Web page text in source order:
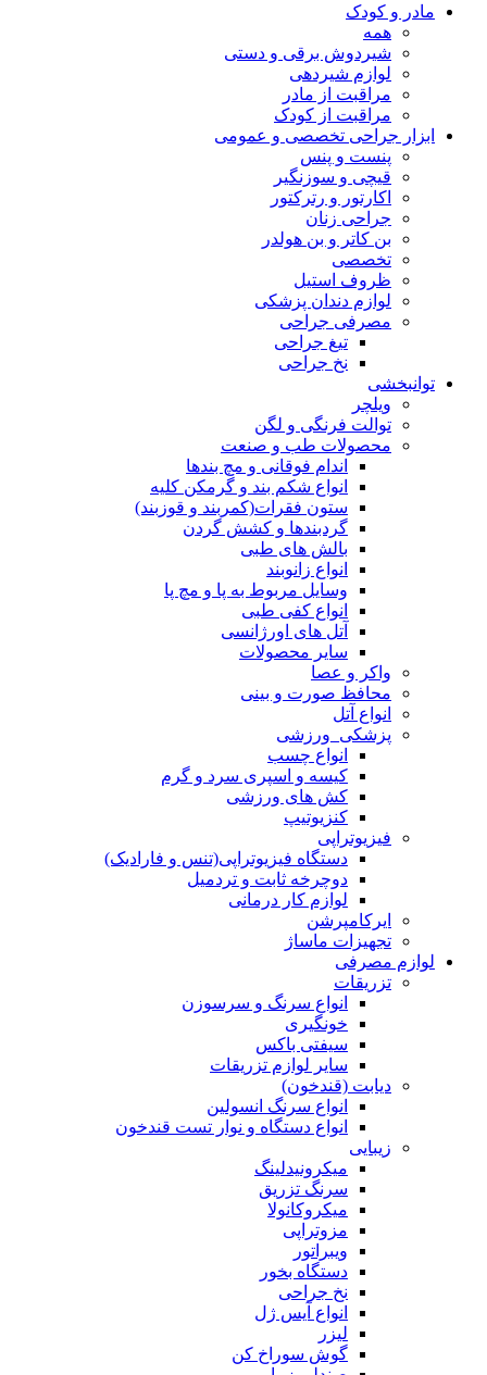
مادر و کودک
همه
شیردوش برقی و دستی
لوازم شیردهی
مراقبت از مادر
مراقبت از کودک
ابزار جراحی تخصصی و عمومی
پنست و پنس
قیچی و سوزنگیر
اکارتور و رترکتور
جراحی زنان
بن کاتر و بن هولدر
تخصصی
ظروف استیل
لوازم دندان پزشکی
مصرفی جراحی
تیغ جراحی
نخ جراحی
توانبخشی
ویلچر
توالت فرنگی و لگن
محصولات طب و صنعت
اندام فوقانی و مچ بندها
انواع شکم بند و گرمکن کلیه
ستون فقرات(کمربند و قوزبند)
گردبندها و کشش گردن
بالش های طبی
انواع زانوبند
وسایل مربوط به پا و مچ پا
انواع کفی طبی
آتل های اورژانسی
سایر محصولات
واکر و عصا
محافظ صورت و بینی
انواع آتل
پزشکی_ورزشی
انواع چسب
کیسه و اسپری سرد و گرم
کش های ورزشی
کنزیوتیپ
فیزیوتراپی
دستگاه فیزیوتراپی(تنس و فارادیک)
دوچرخه ثابت و تردمیل
لوازم کار درمانی
ایرکامپرشن
تجهیزات ماساژ
لوازم مصرفی
تزریقات
انواع سرنگ و سرسوزن
خونگیری
سیفتی باکس
سایر لوازم تزریقات
دیابت (قندخون)
انواع سرنگ انسولین
انواع دستگاه و نوار تست قندخون
زیبایی
میکرونیدلینگ
سرنگ تزریق
میکروکانولا
مزوتراپی
ویبراتور
دستگاه بخور
نخ جراحی
انواع آیس ژل
لیزر
گوش سوراخ کن